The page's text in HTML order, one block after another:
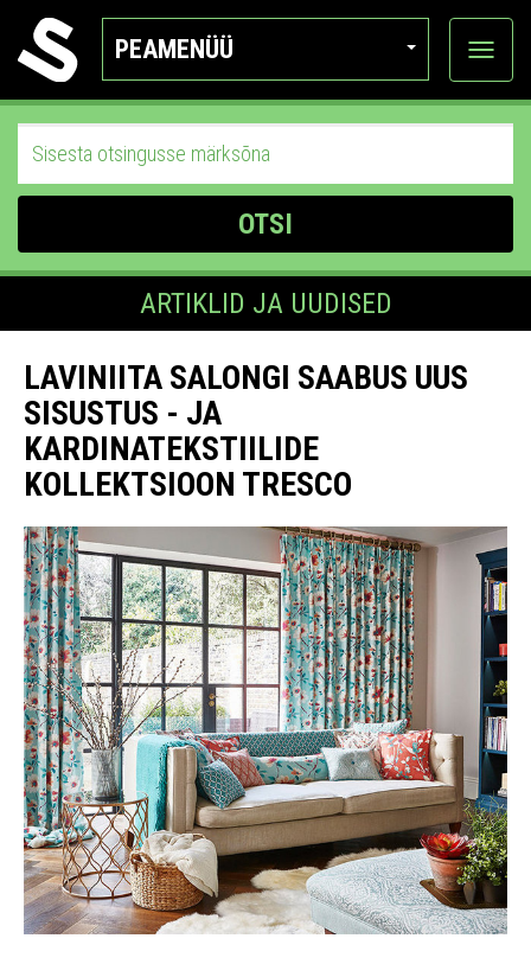
PEAMENÜÜ
Ava
OTSI
ARTIKLID JA UUDISED
LAVINIITA SALONGI SAABUS UUS
SISUSTUS - JA
KARDINATEKSTIILIDE
KOLLEKTSIOON TRESCO